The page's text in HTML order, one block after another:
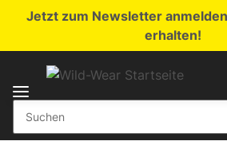
Jetzt zum Newsletter
erhalten!